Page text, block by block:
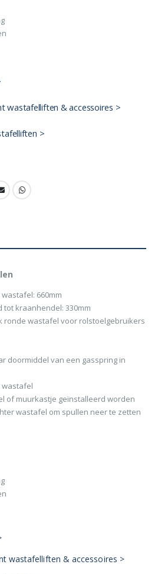
wastafelliften & accessoires >
>
660mm
kraanhendel: 330mm
ronde wastafel voor rolstoelgebruikers
doormiddel van een gasspring in
wastafel
of muurkastje geïnstalleerd worden
wastafel om spullen neer te zetten
wastafelliften & accessoires >